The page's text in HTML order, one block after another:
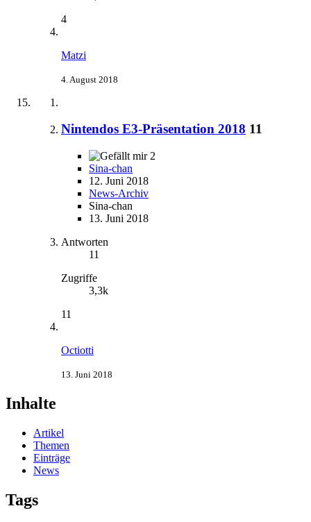
4
Matzi
4. August 2018
Nintendos E3-Präsentation 2018 11
2
Sina-chan
12. Juni 2018
News-Archiv
Sina-chan
13. Juni 2018
Antworten
11
Zugriffe
3,3k
11
Octiotti
13. Juni 2018
Inhalte
Artikel
Themen
Einträge
News
Tags